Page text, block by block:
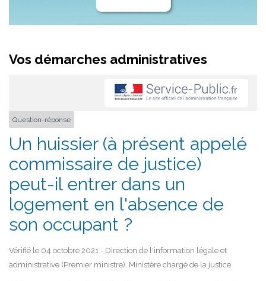
Vos démarches administratives
Question-réponse
Un huissier (à présent appelé
commissaire de justice)
peut-il entrer dans un
logement en l'absence de
son occupant ?
Vérifié le 04 octobre 2021 - Direction de l'information légale et
administrative (Premier ministre), Ministère chargé de la justice